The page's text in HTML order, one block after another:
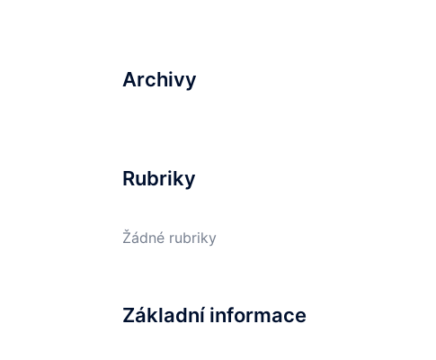
Archivy
Rubriky
Žádné rubriky
Základní informace